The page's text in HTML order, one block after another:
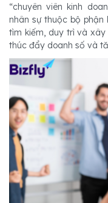
“chuyên viên kinh
nhân sự thuộc bộ phận
tìm kiếm, duy trì và
thúc đẩy doanh số và